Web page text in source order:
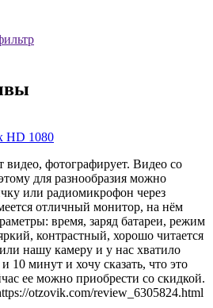
HD 1080
видео, фотографирует. Видео со
для разнообразия можно
или радиомикрофон через
отличный монитор, на нём
время, заряд батареи, режим
контрастный, хорошо читается
нашу камеру и у нас хватило
10 минут и хочу сказать, что это
ее можно приобрести со скидкой.
otzovik.com/review_6305824.html